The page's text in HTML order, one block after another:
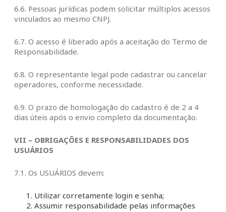
6.6. Pessoas jurídicas podem solicitar múltiplos acessos
vinculados ao mesmo CNPJ.
6.7. O acesso é liberado após a aceitação do Termo de
Responsabilidade.
6.8. O representante legal pode cadastrar ou cancelar
operadores, conforme necessidade.
6.9. O prazo de homologação do cadastro é de 2 a 4
dias úteis após o envio completo da documentação.
VII – OBRIGAÇÕES E RESPONSABILIDADES DOS
USUÁRIOS
7.1. Os USUÁRIOS devem:
Utilizar corretamente login e senha;
Assumir responsabilidade pelas informações